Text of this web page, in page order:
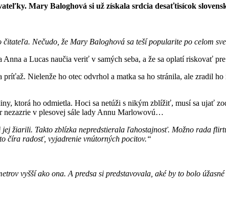
Mary Baloghová si už získala srdcia desaťtisícok
Nečudo, že Mary Baloghová sa teší popularite po celom
a Lucas naučia veriť v samých seba, a že sa oplatí riskovať
Nielenže ho otec odvrhol a matka sa ho stránila, ale zradil
ktorá ho odmietla. Hoci sa netúži s nikým zblížiť, musí sa ujať
nezazrie v plesovej sále lady Annu Marlowovú…
jej žiarili. Takto zblízka nepredstierala ľahostajnosť. Možno rada
číra radosť, vyjadrenie vnútorných pocitov.“
vyšší ako ona. A predsa si predstavovala, aké by to bolo